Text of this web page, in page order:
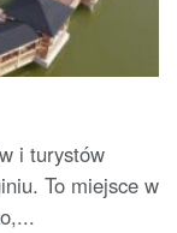
i turystów
To miejsce w